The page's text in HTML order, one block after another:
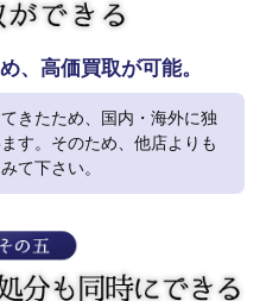
、高価買取が可能。
きたため、国内・海外に独
す。そのため、他店よりも
て下さい。